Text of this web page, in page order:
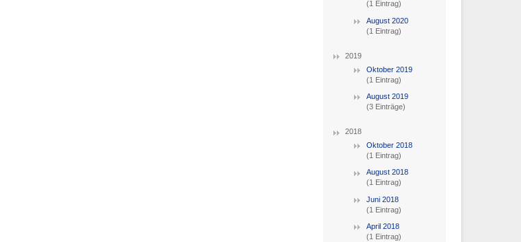
(1 Eintrag)
August 2020
(1 Eintrag)
2019
Oktober 2019
(1 Eintrag)
August 2019
(3 Einträge)
2018
Oktober 2018
(1 Eintrag)
August 2018
(1 Eintrag)
Juni 2018
(1 Eintrag)
April 2018
(1 Eintrag)